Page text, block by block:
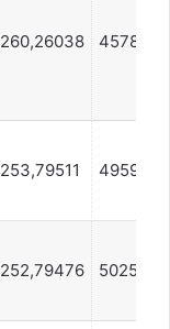
260,26038 457806
253,79511 495943
252,79476 502552